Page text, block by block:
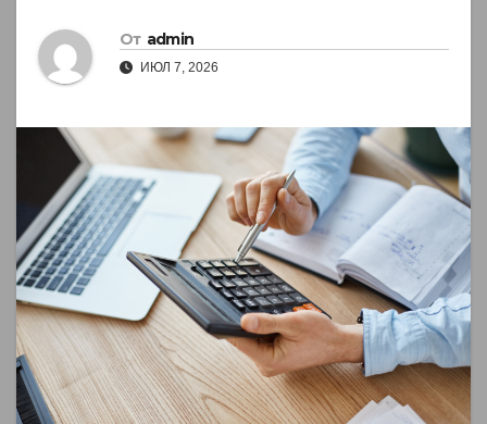
От admin
ИЮЛ 7, 2026